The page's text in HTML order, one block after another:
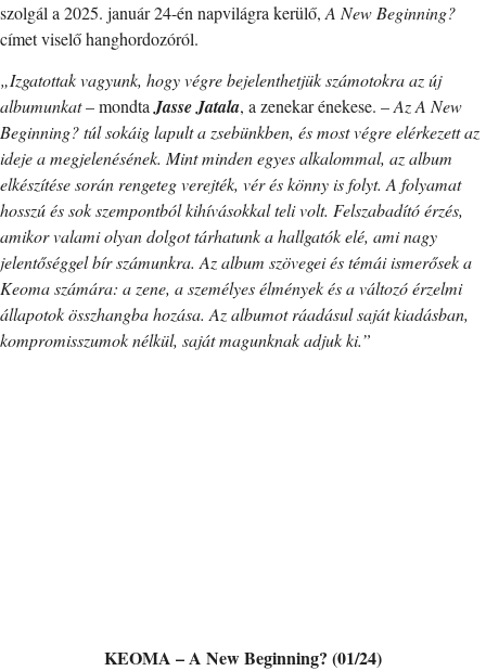
szolgál a 2025. január 24-én napvilágra kerülő, A New Beginning?
címet viselő hanghordozóról.
„Izgatottak vagyunk, hogy végre bejelenthetjük számotokra az új
albumunkat– mondta Jasse Jatala, a zenekar énekese. –Az A New
Beginning? túl sokáig lapult a zsebünkben, és most végre elérkezett az
ideje a megjelenésének. Mint minden egyes alkalommal, az album
elkészítése során rengeteg verejték, vér és könny is folyt. A folyamat
hosszú és sok szempontból kihívásokkal teli volt. Felszabadító érzés,
amikor valami olyan dolgot tárhatunk a hallgatók elé, ami nagy
jelentőséggel bír számunkra. Az album szövegei és témái ismerősek a
Keoma számára: a zene, a személyes élmények és a változó érzelmi
állapotok összhangba hozása. Az albumot ráadásul saját kiadásban,
kompromisszumok nélkül, saját magunknak adjuk ki.”
KEOMA – A New Beginning? (01/24)